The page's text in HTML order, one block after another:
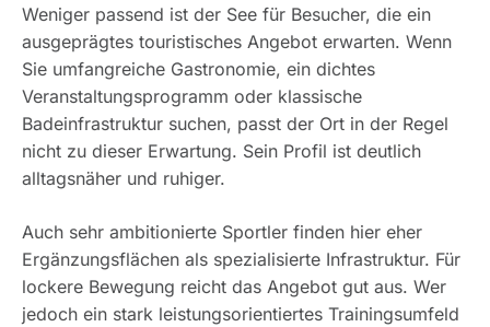
Weniger passend ist der See für Besucher, die ein
ausgeprägtes touristisches Angebot erwarten. Wenn
Sie umfangreiche Gastronomie, ein dichtes
Veranstaltungsprogramm oder klassische
Badeinfrastruktur suchen, passt der Ort in der Regel
nicht zu dieser Erwartung. Sein Profil ist deutlich
alltagsnäher und ruhiger.
Auch sehr ambitionierte Sportler finden hier eher
Ergänzungsflächen als spezialisierte Infrastruktur. Für
lockere Bewegung reicht das Angebot gut aus. Wer
jedoch ein stark leistungsorientiertes Trainingsumfeld